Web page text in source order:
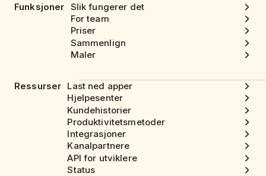
Funksjoner Slik fungerer det
For team
Priser
Sammenlign
Maler
Ressurser Last ned apper
Hjelpesenter
Kundehistorier
Produktivitetsmetoder
Integrasjoner
Kanalpartnere
API for utviklere
Status